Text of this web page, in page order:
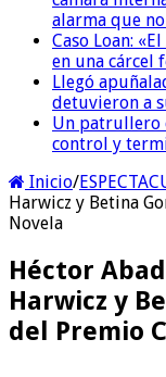
alarma que
Caso Loan:
en una cárcel
Llegó
detuvieron a
Un patrullero
control y
Inicio/
Harwicz y Betina
Novela
Héctor
Harwicz y
del Premio